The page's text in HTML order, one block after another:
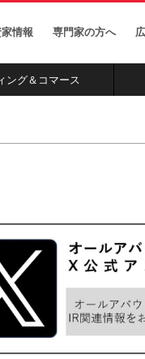
情報 専門家の方へ
ー
X（旧
ング＆コマース